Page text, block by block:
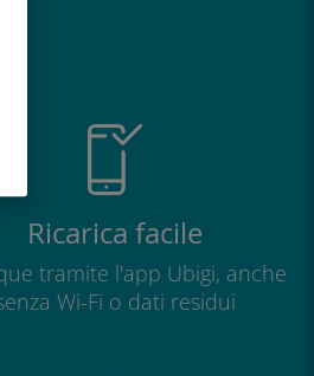
Ricarica facile
tramite l'app Ubigi, anche
Wi-Fi o dati residui